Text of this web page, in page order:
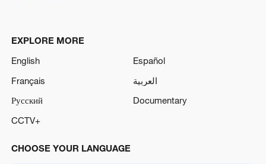
EXPLORE MORE
English
Español
Français
العربية
Русский
Documentary
CCTV+
CHOOSE YOUR LANGUAGE